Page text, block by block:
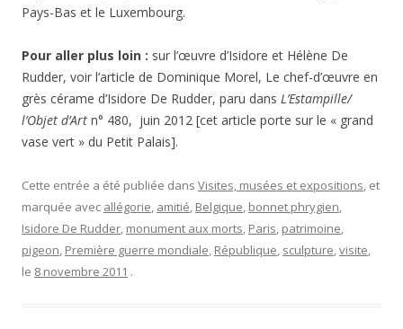
Pays-Bas et le Luxembourg.
Pour aller plus loin : sur l’œuvre d’Isidore et Hélène De
Rudder, voir l’article de Dominique Morel, Le chef-d’œuvre en
grès cérame d’Isidore De Rudder, paru dans L’Estampille/
l’Objet d’Art n° 480, juin 2012 [cet article porte sur le « grand
vase vert » du Petit Palais].
Cette entrée a été publiée dans Visites, musées et expositions, et
marquée avec allégorie, amitié, Belgique, bonnet phrygien,
Isidore De Rudder, monument aux morts, Paris, patrimoine,
pigeon, Première guerre mondiale, République, sculpture,visite,
le 8 novembre 2011 .